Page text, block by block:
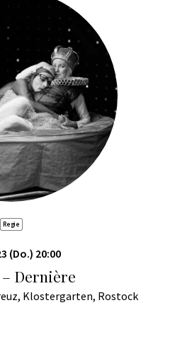
Regie
(Do.) 20:00
Dernière
Klostergarten, Rostock